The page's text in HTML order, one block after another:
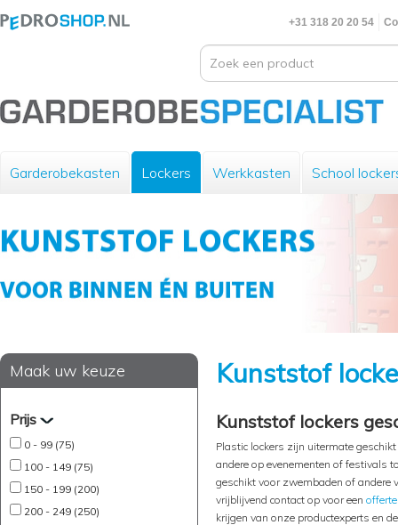
+31 318 20 20 54
Garderobekasten Lockers Werkkasten School
Maak uw keuze
Prijs
0 - 99 (75)
100 - 149 (75)
150 - 199 (200)
200 - 249 (250)
Kunststof
Kunststof lockers
Plastic lockers zijn uitermate
andere op evenementen of festivals
geschikt voor zwembaden of andere
vrijblijvend contact op voor een
krijgen van onze productexperts en